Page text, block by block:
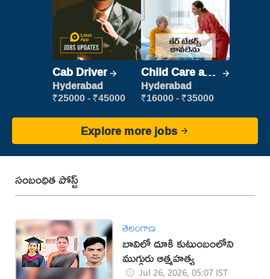
Cab Driver
Hyderabad
₹25000 - ₹45000
Child Care and
Patient care
Hyderabad
₹16000 - ₹35000
Explore more jobs
సంబంధిత పోస్ట్
తెలంగాణ
బావిలో దూకి కుటుంబంలోని
ముగ్గురు ఆత్మహత్య
Jul 26, 2026, 05:07 IST